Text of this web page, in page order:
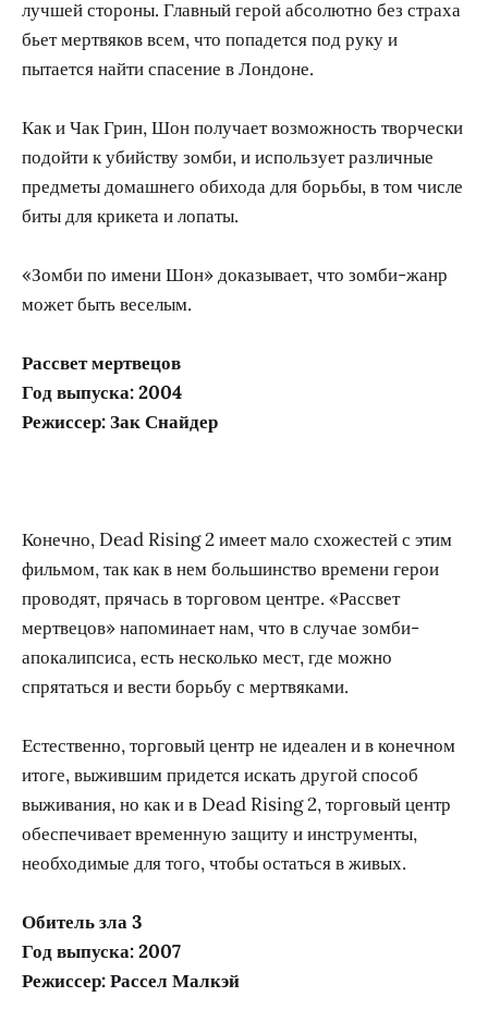
лучшей стороны. Главный герой абсолютно без страха
бьет мертвяков всем, что попадется под руку и
пытается найти спасение в Лондоне.
Как и Чак Грин, Шон получает возможность творчески
подойти к убийству зомби, и использует различные
предметы домашнего обихода для борьбы, в том числе
биты для крикета и лопаты.
«Зомби по имени Шон» доказывает, что зомби-жанр
может быть веселым.
Рассвет мертвецов
Год выпуска: 2004
Режиссер: Зак Снайдер
Конечно, Dead Rising 2 имеет мало схожестей с этим
фильмом, так как в нем большинство времени герои
проводят, прячась в торговом центре. «Рассвет
мертвецов» напоминает нам, что в случае зомби-
апокалипсиса, есть несколько мест, где можно
спрятаться и вести борьбу с мертвяками.
Естественно, торговый центр не идеален и в конечном
итоге, выжившим придется искать другой способ
выживания, но как и в Dead Rising 2, торговый центр
обеспечивает временную защиту и инструменты,
необходимые для того, чтобы остаться в живых.
Обитель зла 3
Год выпуска: 2007
Режиссер: Рассел Малкэй